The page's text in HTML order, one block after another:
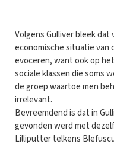
Volgens Gulliver bleek
economische situatie van
evoceren, want ook op
sociale klassen die soms
de groep waartoe men
irrelevant.
Bevreemdend is dat in
gevonden werd met
Lilliputter telkens